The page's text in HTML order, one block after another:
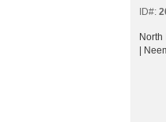
ID#:
|